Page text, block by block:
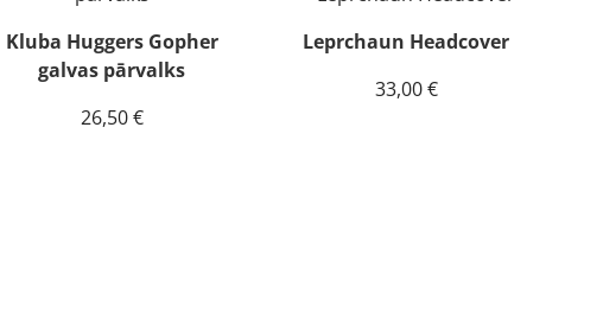
Kluba Huggers Gopher
galvas pārvalks
26,50€
Leprchaun Headcover
33,00€